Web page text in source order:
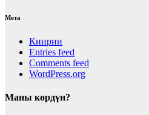
Мета
Киирии
Entries feed
Comments feed
WordPress.org
Маны көрдүн?